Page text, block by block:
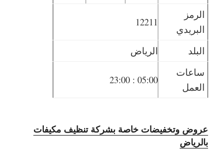
12211
الرمز
البريدي
الرياض
البلد
23:00 : 05:00
ساعات
العمل
عروض وتخفيضات خاصة بشركة تنظيف مكيفات
بالرياض